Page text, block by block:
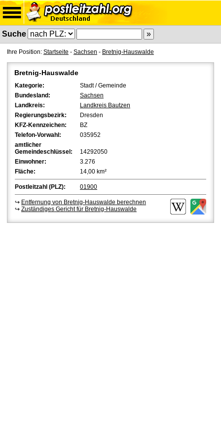
Suche
Ihre Position: Startseite - Sachsen - Bretnig-Hauswalde
Bretnig-Hauswalde
Kategorie:
Stadt / Gemeinde
Bundesland:
Sachsen
Landkreis:
Landkreis Bautzen
Regierungsbezirk:
Dresden
KFZ-Kennzeichen:
BZ
Telefon-Vorwahl:
035952
amtlicher
Gemeindeschlüssel:
14292050
Einwohner:
3.276
Fläche:
14,00 km²
Postleitzahl (PLZ): 01900
↪ Entfernung von Bretnig-Hauswalde berechnen
↪ Zuständiges Gericht für Bretnig-Hauswalde